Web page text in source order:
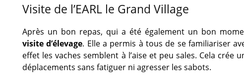
Visite de l’EARL le Grand Village
Après un bon repas, qui a été également un bon
visite d’élevage. Elle a permis à tous de se familiariser
effet les vaches semblent à l’aise et peu sales. Cela crée
déplacements sans fatiguer ni agresser les sabots.